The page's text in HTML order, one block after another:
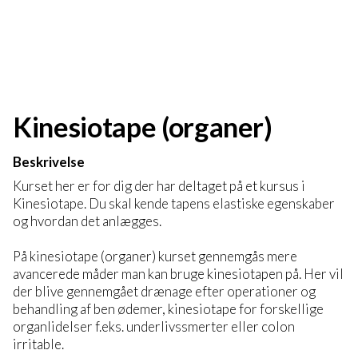
Kinesiotape (organer)
Beskrivelse
Kurset her er for dig der har deltaget på et kursus i
Kinesiotape. Du skal kende tapens elastiske egenskaber
og hvordan det anlægges.
På kinesiotape (organer) kurset gennemgås mere
avancerede måder man kan bruge kinesiotapen på. Her vil
der blive gennemgået drænage efter operationer og
behandling af ben ødemer, kinesiotape for forskellige
organlidelser f.eks. underlivssmerter eller colon
irritable.